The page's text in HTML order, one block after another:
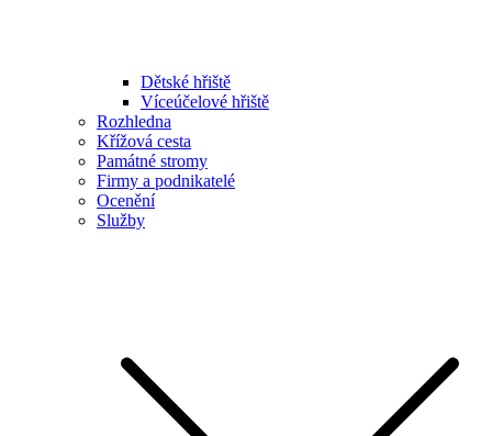
Dětské hřiště
Víceúčelové hřiště
Rozhledna
Křížová cesta
Památné stromy
Firmy a podnikatelé
Ocenění
Služby